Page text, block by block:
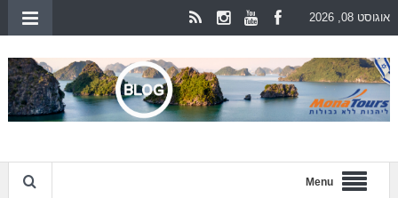
אוגוסט 08, 2026
Menu